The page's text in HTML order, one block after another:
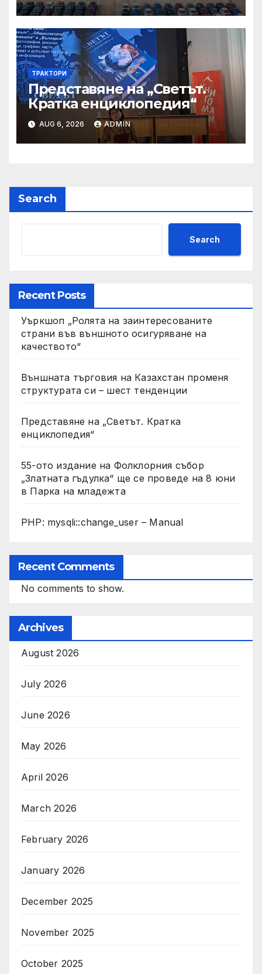
тенденции
ТРАКТОРИ
Представяне на „Светът.
Кратка енциклопедия“
AUG 6, 2026 ADMIN
Search
Search
Recent Posts
Уъркшоп „Ролята на заинтересованите
страни във външното осигуряване на
качеството“
Външната търговия на Казахстан променя
структурата си – шест тенденции
Представяне на „Светът. Кратка
енциклопедия“
55-ото издание на Фолклорния събор
„Златната гъдулка“ ще се проведе на 8 юни
в Парка на младежта
PHP: mysqli::change_user – Manual
Recent Comments
No comments to show.
Archives
August 2026
July 2026
June 2026
May 2026
April 2026
March 2026
February 2026
January 2026
December 2025
November 2025
October 2025